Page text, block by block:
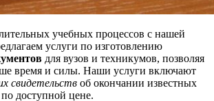
учебных процессов с нашей
услуги по изготовлению
для вузов и техникумов, позволяя
время и силы. Наши услуги включают
свидетельств об окончании известных
по доступной цене.